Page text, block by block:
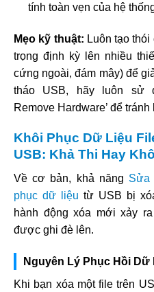
tính toàn vẹn của hệ
Mẹo kỹ thuật: Luôn tạo
trọng định kỳ lên nhiều
cứng ngoài, đám mây) để
tháo USB, hãy luôn sử
Remove Hardware’ để
Khôi Phục Dữ Liệu
USB: Khả Thi Hay
Về cơ bản, khả năng Sửa
phục dữ liệu từ USB bị
hành động xóa mới xảy
được ghi đè lên.
Nguyên Lý Phục Hồi Dữ
Khi bạn xóa một file trên